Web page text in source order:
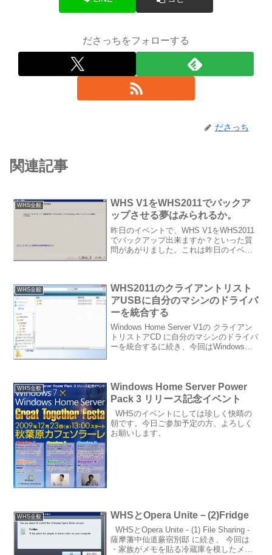
ださっちをフォローする
ださっち
関連記事
WHS全般
WHS V1をWHS2011でバックア
ップさせる夢はみられるか。
昨日のイベントで、WHS V1をWHS2011
でバックアップ出来ますか？といった質
問があがりました。これは昨日のイベン
ーバー...
WHS全般
WHS2011のクライアントリスト
アUSBに自分のマシンのドライバ
ーを統合する
Windows Home Server V1の クライアン
トリストアCD に自分のマシンのドライバ
ーを統合するに続き、今回はWindows
WHS全般
Windows Home Server Power
Pack 3 リリース記念イベント
WHSのイベントにしては珍しく快晴の
朝です。今日ご参加予定の方、よろしく
お願いします。
WHS全般 WHSとOpera Unite－(2)Fridge
WHSとOpera Unite－(1) File Sharing -
薩摩藩中仙道蕨宿別邸 に続き、 今回は
・家族がメモを貼る冷蔵庫を模したメモ